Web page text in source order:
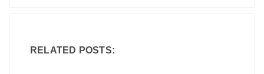
RELATED POSTS: